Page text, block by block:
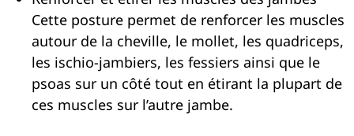
Cette posture permet de renforcer les muscles
autour de la cheville, le mollet, les quadriceps,
les ischio-jambiers, les fessiers ainsi que le
psoas sur un côté tout en étirant la plupart de
ces muscles sur l’autre jambe.